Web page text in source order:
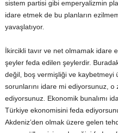
sistem partisi gibi emperyalizmin
idare etmek de bu planların
yavaşlatıyor.
İkircikli tavır ve net olmamak idare
şeyler feda edilen şeylerdir.
değil, boş vermişliği ve kaybetmeyi
sorunlarını idare mi ediyorsunuz,
ediyorsunuz. Ekonomik bunalımı
Türkiye ekonomisini feda
Akdeniz’den olmak üzere gelen